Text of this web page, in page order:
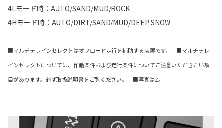
4Lモード時：AUTO/SAND/MUD/ROCK
4Hモード時：AUTO/DIRT/SAND/MUD/DEEP SNOW
■マルチテレインセレクトはオフロード走行を補助する装置です。 ■マルチテレ
インセレクトについては、作動条件および走行条件についてご注意いただきたい項
目があります。必ず取扱説明書をご覧ください。 ■写真はZ。